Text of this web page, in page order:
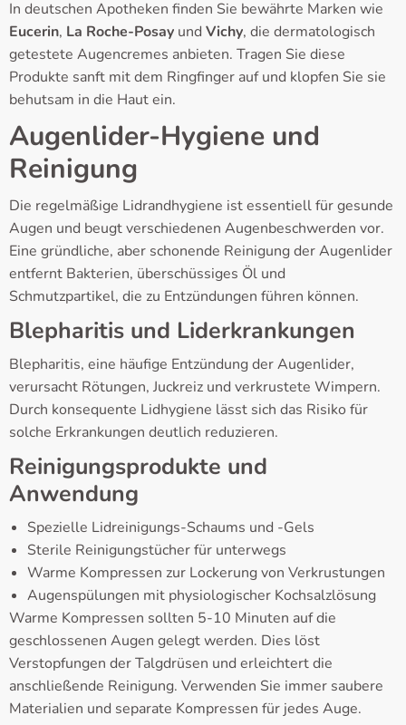
In deutschen Apotheken finden Sie bewährte Marken wie
Eucerin, La Roche-Posay und Vichy, die dermatologisch
getestete Augencremes anbieten. Tragen Sie diese
Produkte sanft mit dem Ringfinger auf und klopfen Sie sie
behutsam in die Haut ein.
Augenlider-Hygiene und
Reinigung
Die regelmäßige Lidrandhygiene ist essentiell für gesunde
Augen und beugt verschiedenen Augenbeschwerden vor.
Eine gründliche, aber schonende Reinigung der Augenlider
entfernt Bakterien, überschüssiges Öl und
Schmutzpartikel, die zu Entzündungen führen können.
Blepharitis und Liderkrankungen
Blepharitis, eine häufige Entzündung der Augenlider,
verursacht Rötungen, Juckreiz und verkrustete Wimpern.
Durch konsequente Lidhygiene lässt sich das Risiko für
solche Erkrankungen deutlich reduzieren.
Reinigungsprodukte und
Anwendung
Spezielle Lidreinigungs-Schaums und -Gels
Sterile Reinigungstücher für unterwegs
Warme Kompressen zur Lockerung von Verkrustungen
Augenspülungen mit physiologischer Kochsalzlösung
Warme Kompressen sollten 5-10 Minuten auf die
geschlossenen Augen gelegt werden. Dies löst
Verstopfungen der Talgdrüsen und erleichtert die
anschließende Reinigung. Verwenden Sie immer saubere
Materialien und separate Kompressen für jedes Auge.